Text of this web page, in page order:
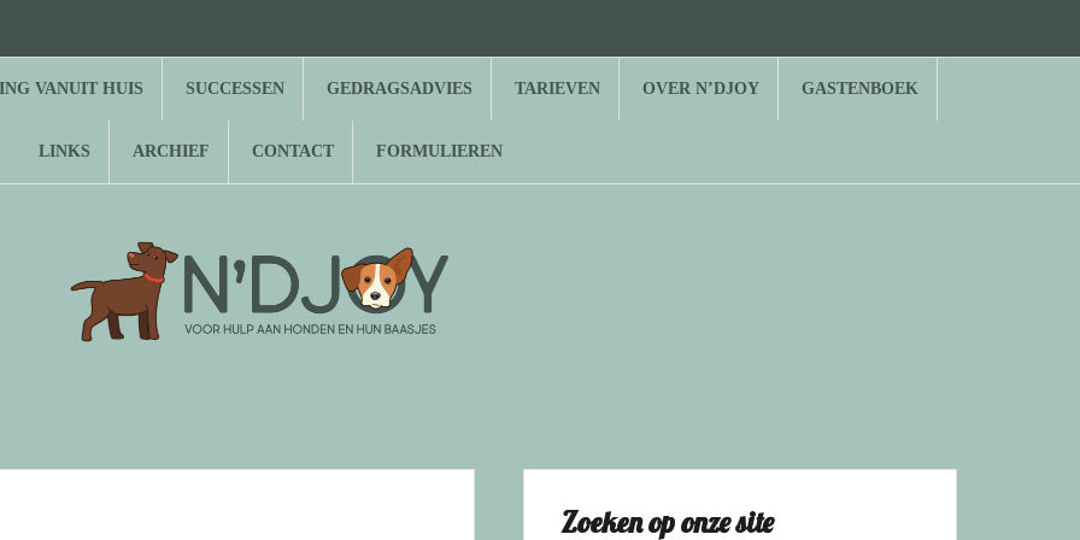
zoekt
baasje
vanuit
huis
N’Djoy
VANUIT HUIS SUCCESSEN GEDRAGSADVIES TARIEVEN OVER N’DJOY GASTENBOEK
LINKS ARCHIEF CONTACT FORMULIEREN
Zoeken op onze site